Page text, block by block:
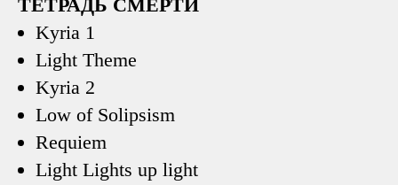
ТЕТРАДЬ СМЕРТИ
Kyria 1
Light Theme
Kyria 2
Low of Solipsism
Requiem
Light Lights up light